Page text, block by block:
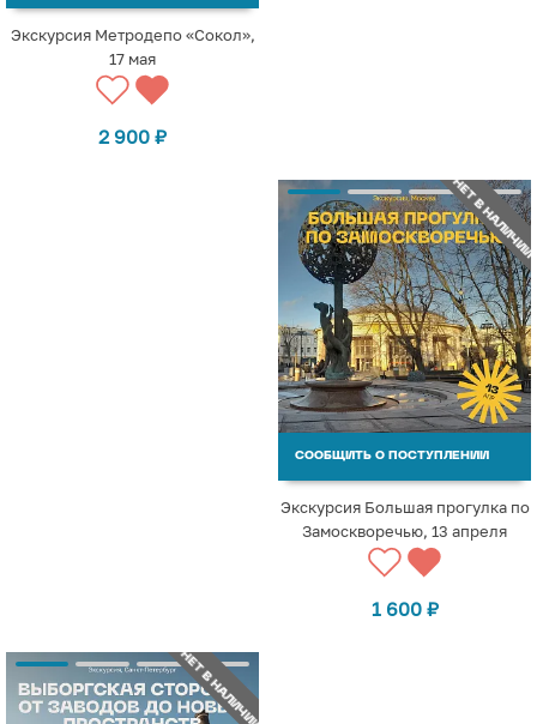
Экскурсия Метродепо «Сокол»,
17 мая
2 900 ₽
НЕТ В НАЛИЧИИ
СООБЩИТЬ О ПОСТУПЛЕНИИ
Экскурсия Большая прогулка по
Замоскворечью, 13 апреля
1 600 ₽
НЕТ В НАЛИЧИИ